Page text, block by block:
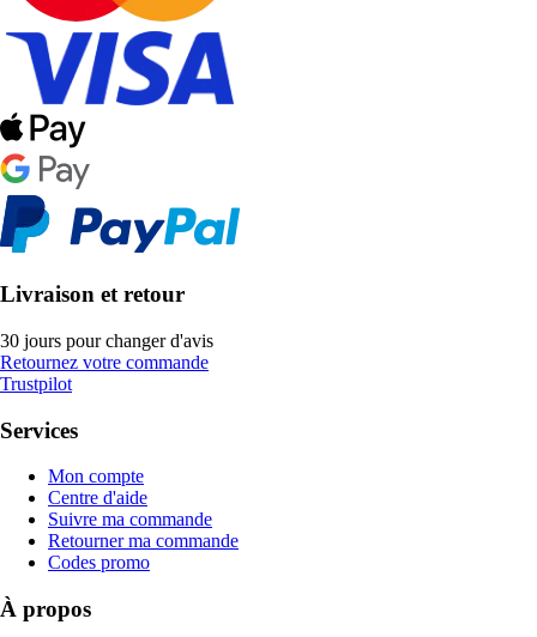
Livraison et retour
30 jours pour changer d'avis
Retournez votre commande
Trustpilot
Services
Mon compte
Centre d'aide
Suivre ma commande
Retourner ma commande
Codes promo
À propos